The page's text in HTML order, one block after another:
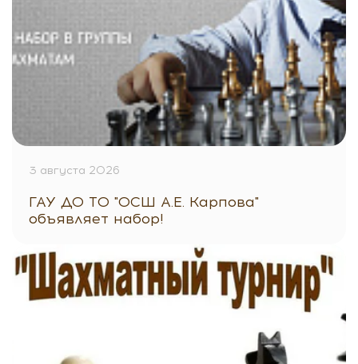
3 августа 2026
ГАУ ДО ТО "ОСШ А.Е. Карпова"
объявляет набор!